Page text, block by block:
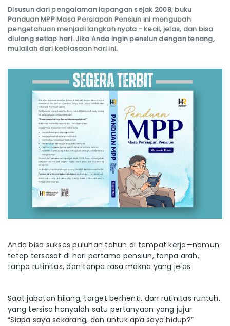
Disusun dari pengalaman lapangan sejak 2008, buku
Panduan MPP Masa Persiapan Pensiun ini mengubah
pengetahuan menjadi langkah nyata - kecil, jelas, dan bisa
diulang setiap hari. Jika Anda ingin pensiun dengan tenang,
mulailah dari kebiasaan hari ini.
Anda bisa sukses puluhan tahun di tempat kerja—namun
tetap tersesat di hari pertama pensiun, tanpa arah,
tanpa rutinitas, dan tanpa rasa makna yang jelas.
Saat jabatan hilang, target berhenti, dan rutinitas runtuh,
yang tersisa hanyalah satu pertanyaan yang jujur:
“Siapa saya sekarang, dan untuk apa saya hidup?”